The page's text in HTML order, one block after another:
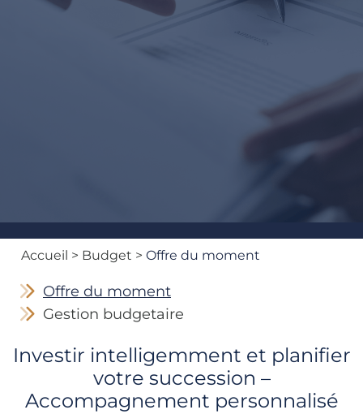
Accueil > Budget > Offre du moment
Offre du moment
Gestion budgetaire
Investir intelligemment et planifier
votre succession –
Accompagnement personnalisé